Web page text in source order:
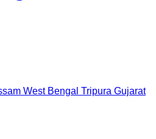
West Bengal Tripura Gujarat